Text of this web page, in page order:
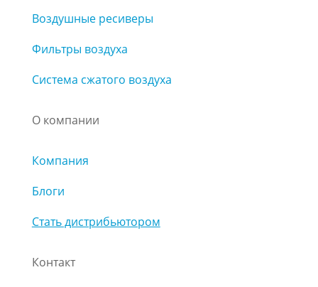
Воздушные ресиверы
Фильтры воздуха
Система сжатого воздуха
О компании
Компания
Блоги
Стать дистрибьютором
Контакт